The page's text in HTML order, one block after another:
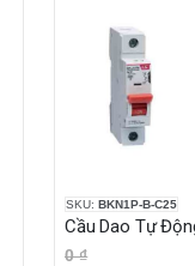
SKU: BKN1P-B-C25
0 ₫